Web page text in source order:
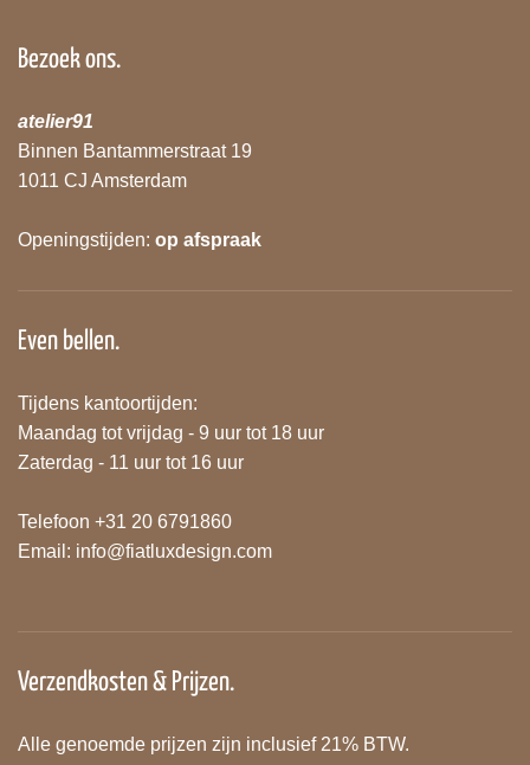
Bezoek ons.
atelier91
Binnen Bantammerstraat 19
1011 CJ Amsterdam
Openingstijden: op afspraak
Even bellen.
Tijdens kantoortijden:
Maandag tot vrijdag - 9 uur tot 18 uur
Zaterdag - 11 uur tot 16 uur
Telefoon +31 20 6791860
Email: info@fiatluxdesign.com
Verzendkosten & Prijzen.
Alle genoemde prijzen zijn inclusief 21% BTW.